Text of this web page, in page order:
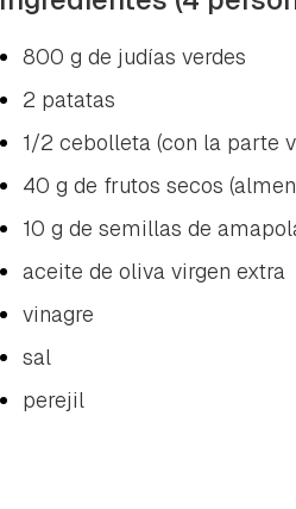
800 g de judías verdes
2 patatas
1/2 cebolleta (con la parte
40 g de frutos secos
10 g de semillas de
aceite de oliva virgen extra
vinagre
sal
perejil